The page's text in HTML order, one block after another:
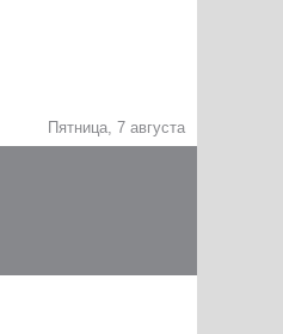
Пятница, 7 августа